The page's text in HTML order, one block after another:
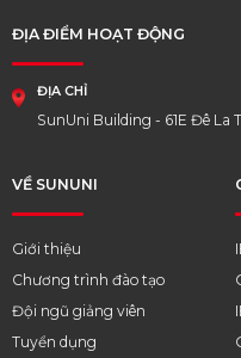
VỀ SUNUNI
Giới thiệu
Chương trình đào tạo
Đội ngũ giảng viên
Tuyển dụng
ĐỊA ĐIỂM HOẠT ĐỘNG
ĐỊA CHỈ
SunUni Building - 61E Đê La